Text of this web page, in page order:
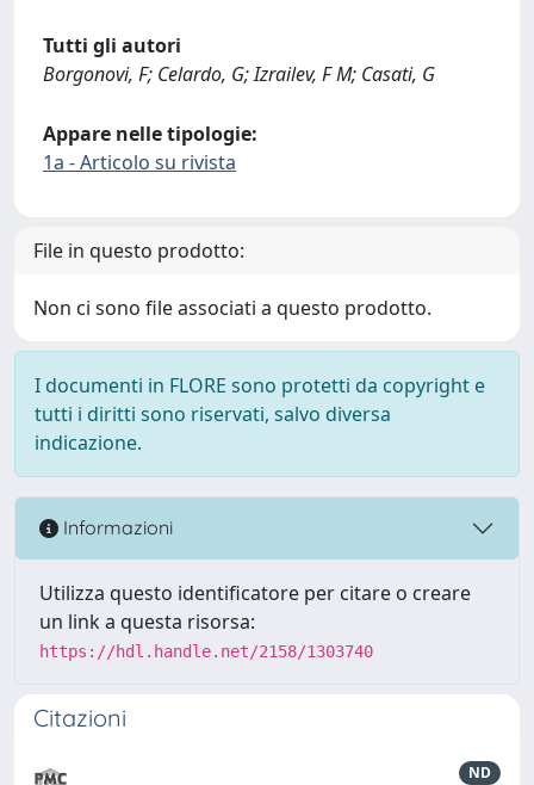
Tutti gli autori
Borgonovi, F; Celardo, G; Izrailev, F M; Casati, G
Appare nelle tipologie:
1a - Articolo su rivista
File in questo prodotto:
Non ci sono file associati a questo prodotto.
I documenti in FLORE sono protetti da copyright e
tutti i diritti sono riservati, salvo diversa
indicazione.
Informazioni
Utilizza questo identificatore per citare o creare
un link a questa risorsa:
https://hdl.handle.net/2158/1303740
Citazioni
ND